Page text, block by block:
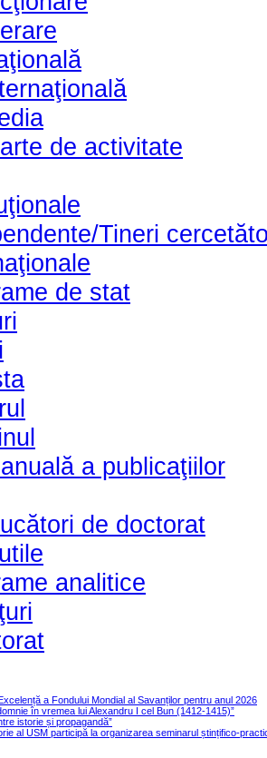
de activitate
Tineri
de stat
a publicaţiilor
de doctorat
analitice
a Fondului Mondial al Savanților pentru anul 2026
în vremea lui Alexandru I cel Bun (1412-1415)”
istorie și propagandă”
al USM participă la organizarea seminarul ștințifico-